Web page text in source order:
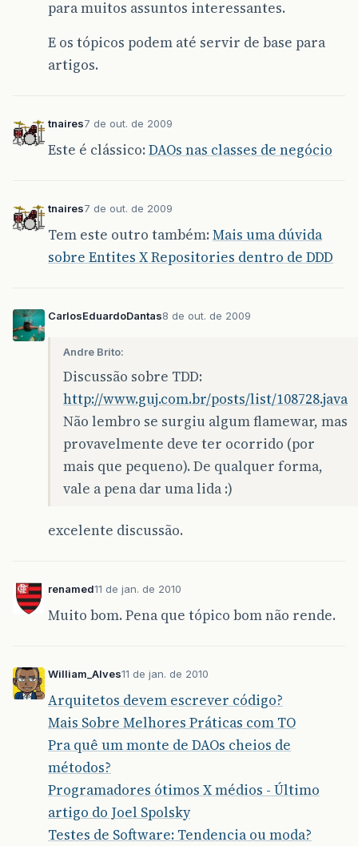
para muitos assuntos interessantes.
E os tópicos podem até servir de base para
artigos.
tnaires7 de out. de 2009
Este é clássico: DAOs nas classes de negócio
tnaires7 de out. de 2009
Tem este outro também: Mais uma dúvida
sobre Entites X Repositories dentro de DDD
CarlosEduardoDantas8 de out. de 2009
Andre Brito:
Discussão sobre TDD:
http://www.guj.com.br/posts/list/108728.java
Não lembro se surgiu algum flamewar, mas
provavelmente deve ter ocorrido (por
mais que pequeno). De qualquer forma,
vale a pena dar uma lida :)
excelente discussão.
renamed11 de jan. de 2010
Muito bom. Pena que tópico bom não rende.
William_Alves11 de jan. de 2010
Arquitetos devem escrever código?
Mais Sobre Melhores Práticas com TO
Pra quê um monte de DAOs cheios de
métodos?
Programadores ótimos X médios - Último
artigo do Joel Spolsky
Testes de Software: Tendencia ou moda?